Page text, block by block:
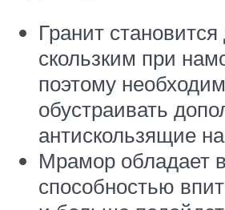
Гранит
скользким при
поэтому
обустраивать
антискользящие
Мрамор обладает
способностью